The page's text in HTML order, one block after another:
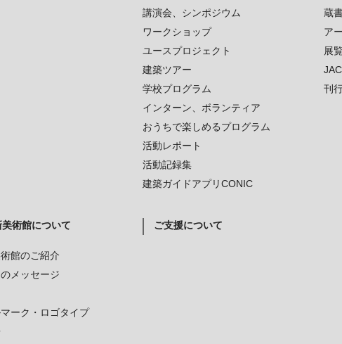
講演会、シンポジウム
ワークショップ
ユースプロジェクト
建築ツアー
学校プログラム
インターン、ボランティア
おうちで楽しめるプログラム
活動レポート
活動記録集
建築ガイドアプリCONIC
蔵
ア
展
刊
美術館について
館のご紹介
メッセージ
ーク・ロゴタイプ
ご支援について